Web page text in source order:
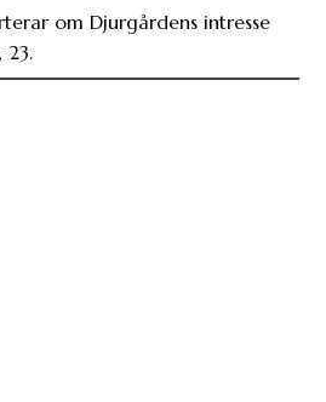
om Djurgårdens intresse
23.